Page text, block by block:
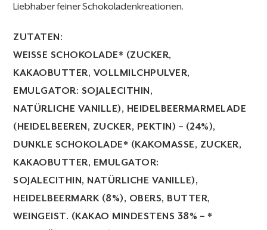
Liebhaber feiner Schokoladenkreationen.
ZUTATEN:
WEISSE SCHOKOLADE* (ZUCKER, K
AKAOBUTTER, VOLLMILCHPULVER, E
MULGATOR: SOJALECITHIN, N
ATÜRLICHE VANILLE), HEIDELBEERMARMELADE (
HEIDELBEEREN, ZUCKER, PEKTIN) – (24%), D
UNKLE SCHOKOLADE* (KAKOMASSE, ZUCKER, K
AKAOBUTTER, EMULGATOR: S
OJALECITHIN, NATÜRLICHE VANILLE), H
EIDELBEERMARK (8%), OBERS, BUTTER, W
EINGEIST. (KAKAO MINDESTENS 38% – * N